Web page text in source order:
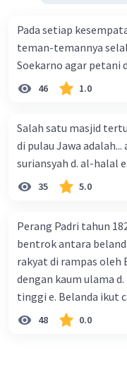
Kesimpulan
Islam telah
budaya
telah
di bidang
Beri Rating ·0.0
Islam pertama
abad ke-7
jalur utama
pedagang
Gujarat,
Pada setiap
teman-temannya
Soekarno agar petani
46 1.0
Salah satu masjid
di pulau Jawa adalah... a. tua palopo b. mantingan c.
35 5.0
Perang Padri tahun
bentrok antara
rakyat di rampas oleh
dengan kaum ulama
tinggi e. Belanda ikut
48 0.0